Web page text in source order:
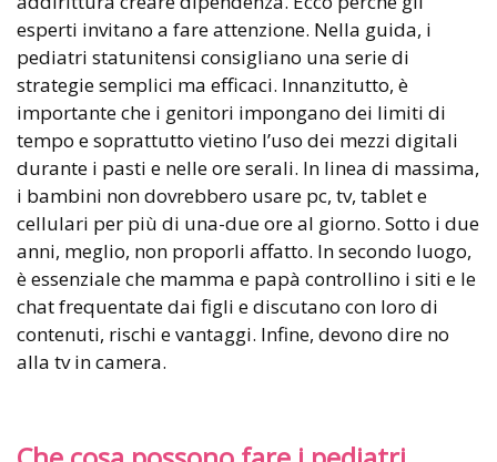
esperti invitano a fare attenzione. Nella guida, i
pediatri statunitensi consigliano una serie di
strategie semplici ma efficaci. Innanzitutto, è
importante che i genitori impongano dei limiti di
tempo e soprattutto vietino l’uso dei mezzi digitali
durante i pasti e nelle ore serali. In linea di massima,
i bambini non dovrebbero usare pc, tv, tablet e
cellulari per più di una-due ore al giorno. Sotto i due
anni, meglio, non proporli affatto. In secondo luogo,
è essenziale che mamma e papà controllino i siti e le
chat frequentate dai figli e discutano con loro di
contenuti, rischi e vantaggi. Infine, devono dire no
alla tv in camera.